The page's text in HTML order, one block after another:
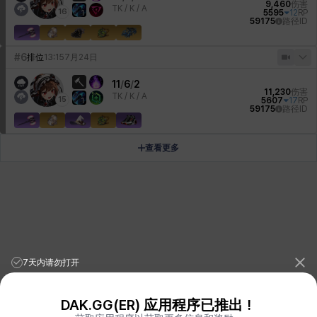
16 1 TK / K / A 9,460伤害
5595
12 RP
59175
路径ID
#6排位13:157月24日
15 1
11 /6/2
TK / K / A 11,230伤害
5607
17 RP
59175
路径ID
查看更多
7天内请勿打开
DAK.GG(ER) 应用程序已推出！